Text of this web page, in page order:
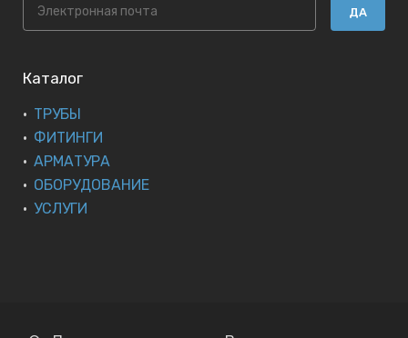
ДА
Каталог
ТРУБЫ
ФИТИНГИ
АРМАТУРА
ОБОРУДОВАНИЕ
УСЛУГИ